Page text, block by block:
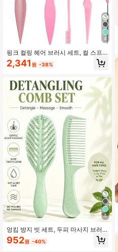
4
핑크 컬링 헤어 브러시 세트, 컬 스프
레이 병, 엣지 브러시 및 꼬리 빗 포함,
젖은 또는 마른 모발에 부드러운 컬을
부드러운 스타일링 도구
2,341 원 -38%
4
엉킴 방지 빗 세트, 두피 마사지 브러
시 및 넓은 치아 빗, 젖은 머리와 건조
한 머리에 적합, 머리카락을 당기지 않
952원 -40%